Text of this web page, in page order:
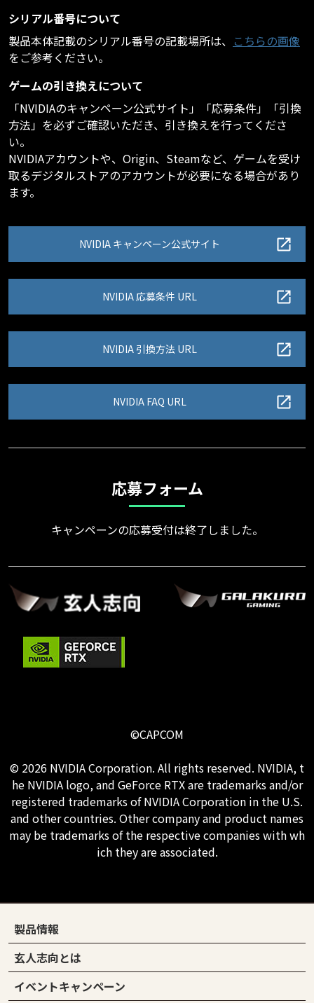
シリアル番号について
製品本体記載のシリアル番号の記載場所は、 こちらの画像
をご参考ください。
ゲームの引き換えについて
「NVIDIAのキャンペーン公式サイト」「応募条件」「引換
方法」を必ずご確認いただき、引き換えを行ってくださ
い。
NVIDIAアカウントや、Origin、Steamなど、ゲームを受け
取るデジタルストアのアカウントが必要になる場合があり
ます。
NVIDIA キャンペーン公式サイト
NVIDIA 応募条件 URL
NVIDIA 引換方法 URL
NVIDIA FAQ URL
応募フォーム
キャンペーンの応募受付は終了しました。
©CAPCOM
© 2026 NVIDIA Corporation. All rights reserved. NVIDIA, t
he NVIDIA logo, and GeForce RTX are trademarks and/or
registered trademarks of NVIDIA Corporation in the U.S.
and other countries. Other company and product names
may be trademarks of the respective companies with wh
ich they are associated.
製品情報
玄人志向とは
イベントキャンペーン